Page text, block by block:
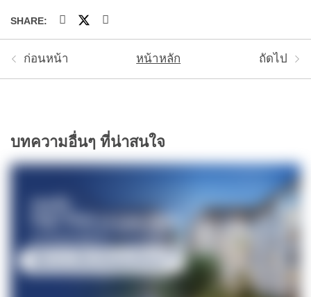
SHARE:
ก่อนหน้า หน้าหลัก ถัดไป
บทความอื่นๆ ที่น่าสนใจ